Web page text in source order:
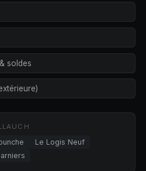
soldes
Le Logis Neuf